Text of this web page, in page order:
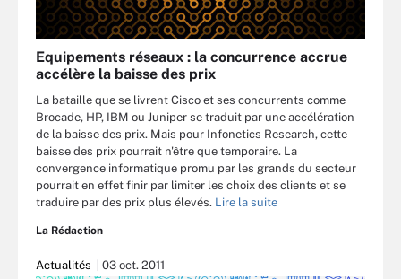
Equipements réseaux : la concurrence accrue
accélère la baisse des prix
La bataille que se livrent Cisco et ses concurrents comme
Brocade, HP, IBM ou Juniper se traduit par une accélération
de la baisse des prix. Mais pour Infonetics Research, cette
baisse des prix pourrait n'être que temporaire. La
convergence informatique promu par les grands du secteur
pourrait en effet finir par limiter les choix des clients et se
traduire par des prix plus élevés. Lire la suite
La Rédaction
Actualités 03 oct. 2011